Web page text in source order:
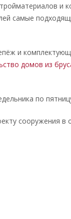
и
самые
и
домов из
по
сооружения в